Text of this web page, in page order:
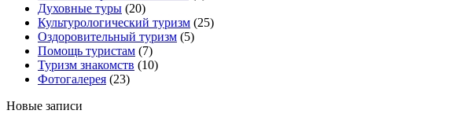
Духовные туры (20)
Культурологический туризм (25)
Оздоровительный туризм (5)
Помощь туристам (7)
Туризм знакомств (10)
Фотогалерея (23)
Новые записи